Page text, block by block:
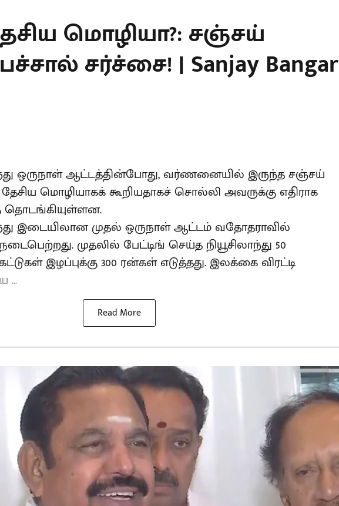
மொழியா?: சஞ்சய்
சர்ச்சை! | Sanjay Bangar
ஒருநாள் ஆட்டத்தின்போது, வர்ணனையில் இருந்த சஞ்சய்
மொழியாகக் கூறியதாகச் சொல்லி அவருக்கு எதிராக
தொடங்கியுள்ளன.
இடையிலான முதல் ஒருநாள் ஆட்டம் வதோதராவில்
முதலில் பேட்டிங் செய்த நியூசிலாந்து 50
இழப்புக்கு 300 ரன்கள் எடுத்தது. இலக்கை விரட்டி
...
Read More